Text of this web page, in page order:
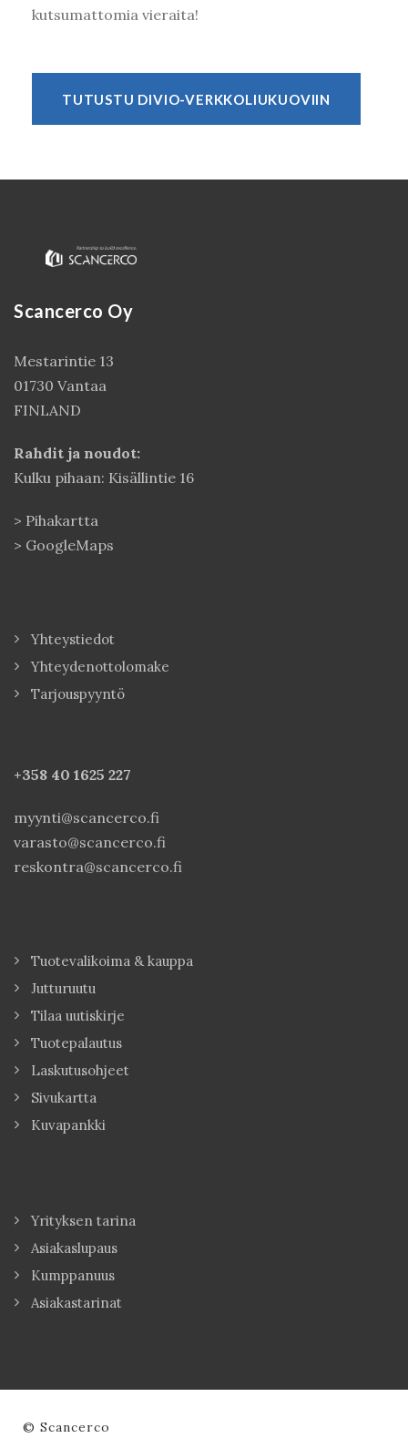
kutsumattomia vieraita!
TUTUSTU DIVIO-VERKKOLIUKUOVIIN
Scancerco Oy
Mestarintie 13
01730 Vantaa
FINLAND
Rahdit ja noudot:
Kulku pihaan: Kisällintie 16
> Pihakartta
> GoogleMaps
Yhteystiedot
Yhteydenottolomake
Tarjouspyyntö
+358 40 1625 227
myynti@scancerco.fi
varasto@scancerco.fi
reskontra@scancerco.fi
Tuotevalikoima & kauppa
Jutturuutu
Tilaa uutiskirje
Tuotepalautus
Laskutusohjeet
Sivukartta
Kuvapankki
Yrityksen tarina
Asiakaslupaus
Kumppanuus
Asiakastarinat
© Scancerco